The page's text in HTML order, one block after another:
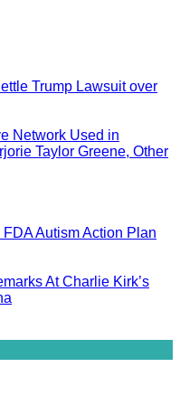
Trump Lawsuit over
Network Used in
Taylor Greene, Other
Autism Action Plan
At Charlie Kirk’s